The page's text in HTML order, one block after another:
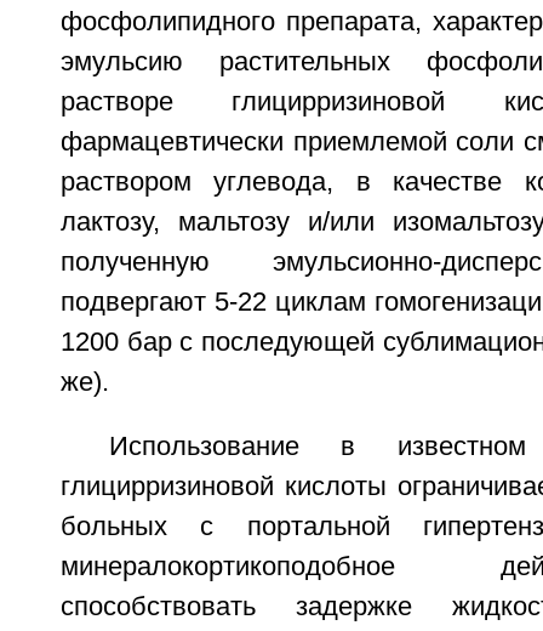
фосфолипидного препарата,
эмульсию растительных
растворе глицирризиновой
фармацевтически приемлемой соли
раствором углевода, в качестве
лактозу, мальтозу и/или
полученную эмульсионно-
подвергают 5-22 циклам
1200 бар с последующей
же).
Использование в
глицирризиновой кислоты
больных с портальной
минералокортикоподобное
способствовать задержке